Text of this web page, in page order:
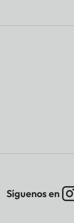
Síguenos en